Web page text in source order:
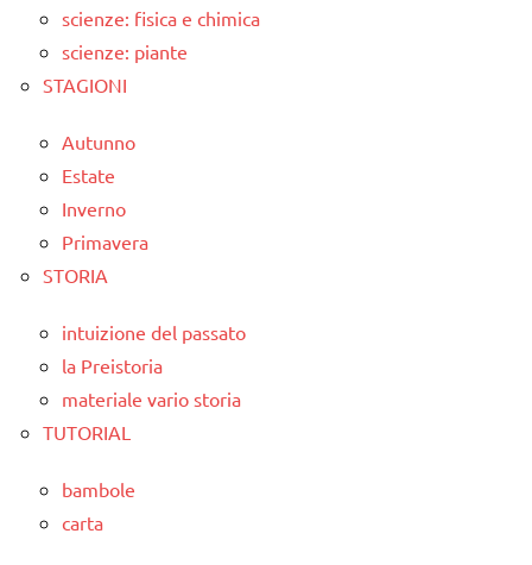
scienze: fisica e chimica
scienze: piante
STAGIONI
Autunno
Estate
Inverno
Primavera
STORIA
intuizione del passato
la Preistoria
materiale vario storia
TUTORIAL
bambole
carta